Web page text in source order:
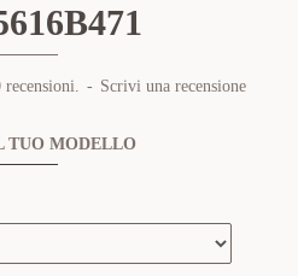
recensioni. - Scrivi una recensione
TUO MODELLO